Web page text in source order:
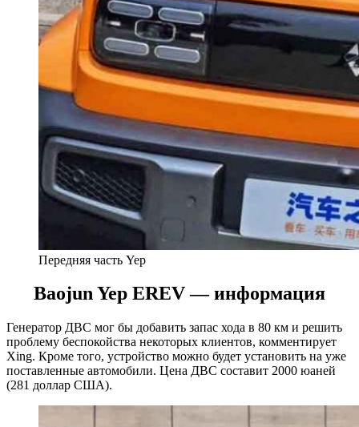
Передняя часть Yep
Baojun Yep EREV — информация
Генератор ДВС мог бы добавить запас хода в 80 км и решить
проблему беспокойства некоторых клиентов, комментирует
Xing. Кроме того, устройство можно будет установить на уже
поставленные автомобили. Цена ДВС составит 2000 юаней
(281 доллар США).